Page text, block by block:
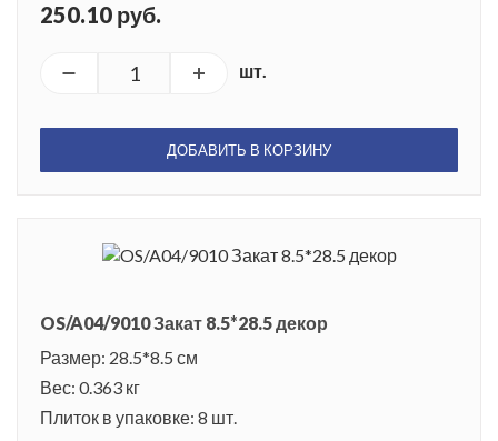
250.10 руб.
шт.
ДОБАВИТЬ В КОРЗИНУ
OS/A04/9010 Закат 8.5*28.5 декор
Размер: 28.5*8.5 см
Вес: 0.363 кг
Плиток в упаковке: 8 шт.